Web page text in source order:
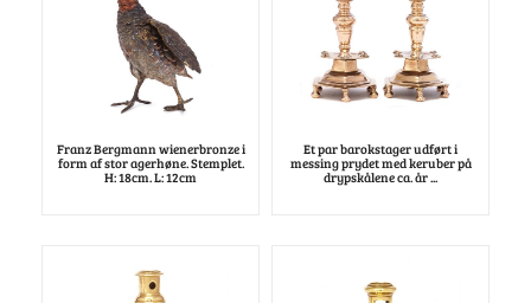
Franz Bergmann wienerbronze i
form af stor agerhøne. Stemplet.
H: 18cm. L: 12cm
Et par barokstager udført i
messing prydet med keruber på
drypskålene ca. år ...